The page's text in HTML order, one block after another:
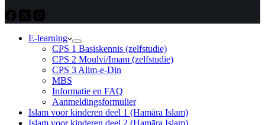
E-learning
CPS 1 Basiskennis (zelfstudie)
CPS 2 Moulvi/Imam (zelfstudie)
CPS 3 Alim-e-Din
MBS
Informatie en FAQ
Aanmeldingsformulier
Islam voor kinderen deel 1 (Hamāra Islam)
Islam voor kinderen deel 2 (Hamāra Islam)